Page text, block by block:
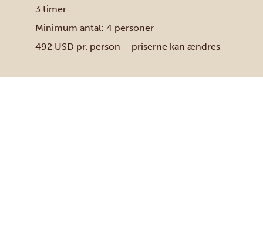
3 timer
Minimum antal: 4 personer
492 USD pr. person – priserne kan ændres